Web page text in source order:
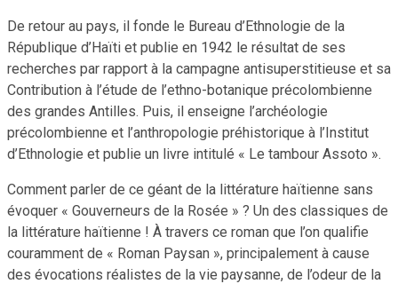
De retour au pays, il fonde le Bureau d’Ethnologie de la
République d’Haïti et publie en 1942 le résultat de ses
recherches par rapport à la campagne antisuperstitieuse et sa
Contribution à l’étude de l’ethno-botanique précolombienne
des grandes Antilles. Puis, il enseigne l’archéologie
précolombienne et l’anthropologie préhistorique à l’Institut
d’Ethnologie et publie un livre intitulé « Le tambour Assoto ».
Comment parler de ce géant de la littérature haïtienne sans
évoquer « Gouverneurs de la Rosée » ? Un des classiques de
la littérature haïtienne ! À travers ce roman que l’on qualifie
couramment de « Roman Paysan », principalement à cause
des évocations réalistes de la vie paysanne, de l’odeur de la